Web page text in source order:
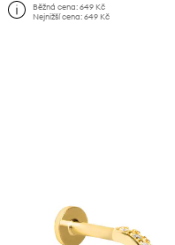
Běžná cena: 649 Kč
Nejnižší cena: 649 Kč